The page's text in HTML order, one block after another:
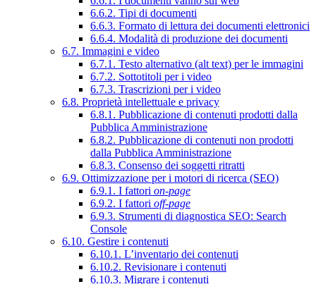
6.6.2. Tipi di documenti
6.6.3. Formato di lettura dei documenti elettronici
6.6.4. Modalità di produzione dei documenti
6.7. Immagini e video
6.7.1. Testo alternativo (alt text) per le immagini
6.7.2. Sottotitoli per i video
6.7.3. Trascrizioni per i video
6.8. Proprietà intellettuale e privacy
6.8.1. Pubblicazione di contenuti prodotti dalla
Pubblica Amministrazione
6.8.2. Pubblicazione di contenuti non prodotti
dalla Pubblica Amministrazione
6.8.3. Consenso dei soggetti ritratti
6.9. Ottimizzazione per i motori di ricerca (SEO)
6.9.1. I fattori on-page
6.9.2. I fattori off-page
6.9.3. Strumenti di diagnostica SEO: Search
Console
6.10. Gestire i contenuti
6.10.1. L’inventario dei contenuti
6.10.2. Revisionare i contenuti
6.10.3. Migrare i contenuti